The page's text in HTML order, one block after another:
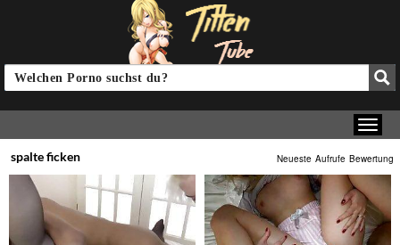
spalte ficken Neueste Aufrufe Bewertung